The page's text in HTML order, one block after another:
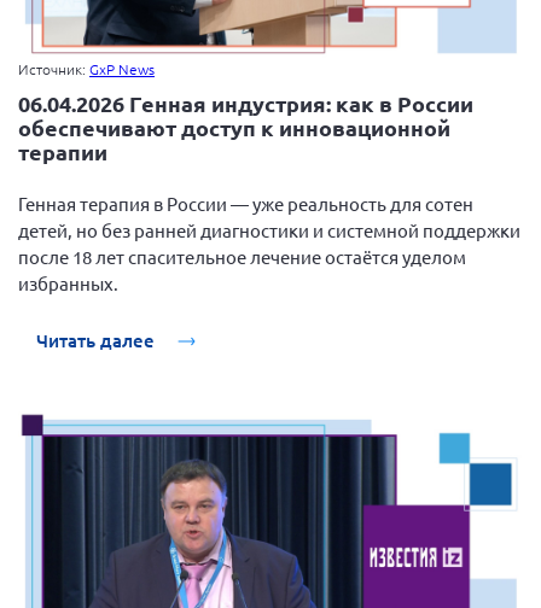
Источник: GxP News
06.04.2026 Генная индустрия: как в России
обеспечивают доступ к инновационной
терапии
Генная терапия в России — уже реальность для сотен
детей, но без ранней диагностики и системной поддержки
после 18 лет спасительное лечение остаётся уделом
избранных.
Читать далее